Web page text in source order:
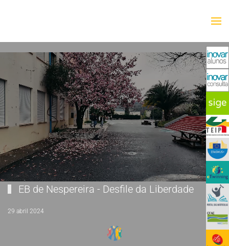
EB de Nespereira - Desfile da Liberdade
29 abril 2024